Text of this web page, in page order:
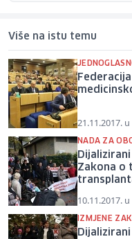
Više na istu temu
21.11.2017.
NADA ZA
Zakona o
10.11.2017.
IZMJENE